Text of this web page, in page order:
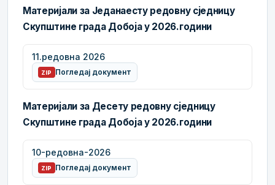
Материјали за Једанаесту редовну сједницу
Скупштине града Добоја у 2026.години
11.редовна 2026
ZIP Погледај документ
Материјали за Десету редовну сједницу
Скупштине града Добоја у 2026.години
10-редовна-2026
ZIP Погледај документ